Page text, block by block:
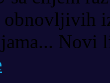
obnovljivih
Novi